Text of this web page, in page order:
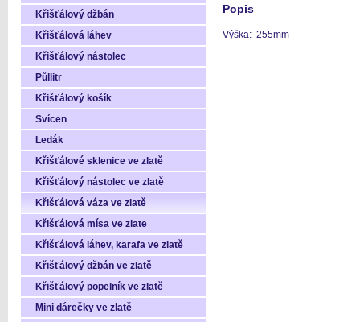
Křišťálový džbán
Křišťálová láhev
Křišťálový nástolec
Půllitr
Křišťálový košík
Svícen
Ledák
Křišťálové sklenice ve zlatě
Křišťálový nástolec ve zlatě
Křišťálová váza ve zlatě
Křišťálová mísa ve zlate
Křišťálová láhev, karafa ve zlatě
Křišťálový džbán ve zlatě
Křišťálový popelník ve zlatě
Mini dárečky ve zlatě
Popis
Výška: 255mm